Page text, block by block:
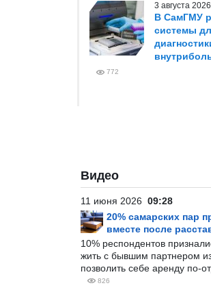
3 августа 2026
В СамГМУ
системы
772
Видео
11 июня 2026 09:28
20% самарских пар
вместе после
10% респондентов
жить с бывшим партнером
позволить себе аренду по-
826